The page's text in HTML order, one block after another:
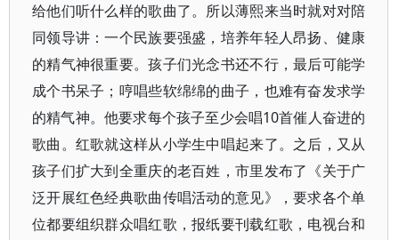
给他们听什么样的歌曲了。所以薄熙来当时就对对陪
同领导讲：一个民族要强盛，培养年轻人昂扬、健康
的精气神很重要。孩子们光念书还不行，最后可能学
成个书呆子；哼唱些软绵绵的曲子，也难有奋发求学
的精气神。他要求每个孩子至少会唱10首催人奋进的
歌曲。红歌就这样从小学生中唱起来了。之后，又从
孩子们扩大到全重庆的老百姓，市里发布了《关于广
泛开展红色经典歌曲传唱活动的意见》，要求各个单
位都要组织群众唱红歌，报纸要刊载红歌，电视台和